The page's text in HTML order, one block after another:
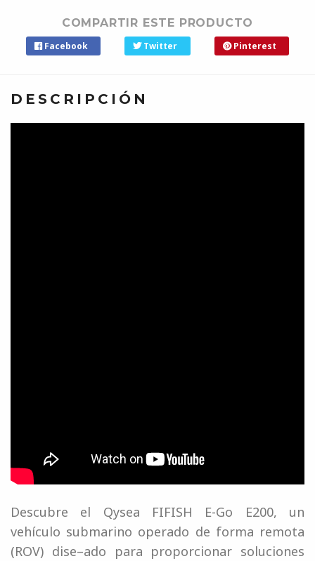
COMPARTIR ESTE PRODUCTO
Facebook Twitter Pinterest
DESCRIPCIÓN
Descubre el Qysea FIFISH E-Go E200, un
vehículo submarino operado de forma remota
(ROV) dise–ado para proporcionar soluciones